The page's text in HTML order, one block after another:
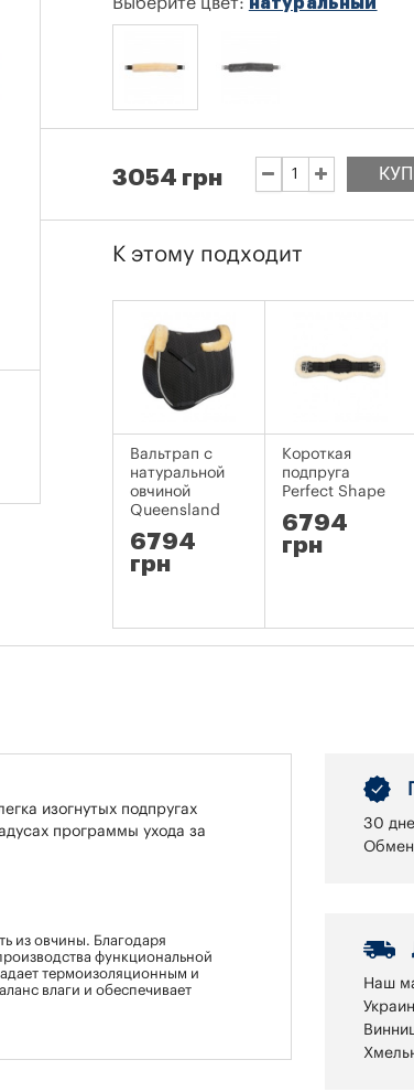
3054 грн
К этому подходит
Вальтрап с
натуральной
овчиной
Queensland
6794
грн
Короткая
подпруга
Perfect Shape
6794
грн
изогнутых подпругах
программы ухода за
из овчины. Благодаря
функциональной
термоизоляционным и
влаги и обеспечивает
30
Наш